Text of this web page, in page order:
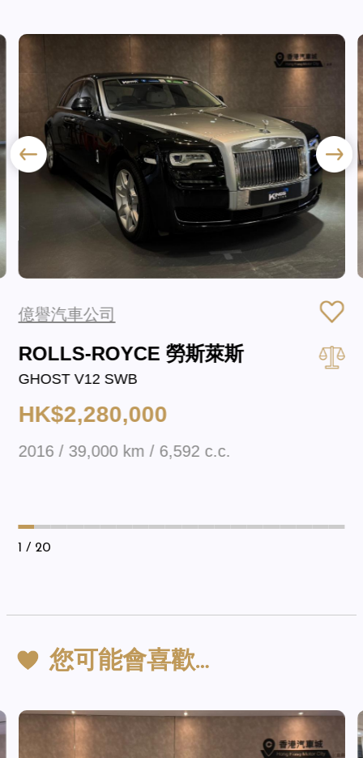
億譽汽車公司
ROLLS-ROYCE 勞斯萊斯
GHOST V12 SWB
HK$2,280,000
2016 / 39,000 km / 6,592 c.c.
1 / 20
您可能會喜歡…